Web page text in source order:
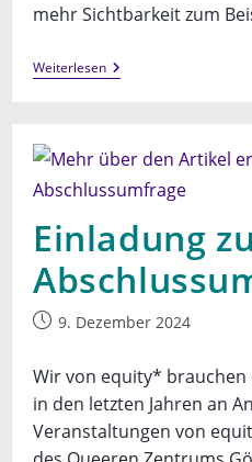
mehr Sichtbarkeit zum
WeiterlesenTrans*
Day
Einladung
Beitrag9. Dezember 2024
Wir von equity* brauchen
in den letzten Jahren an
Veranstaltungen von